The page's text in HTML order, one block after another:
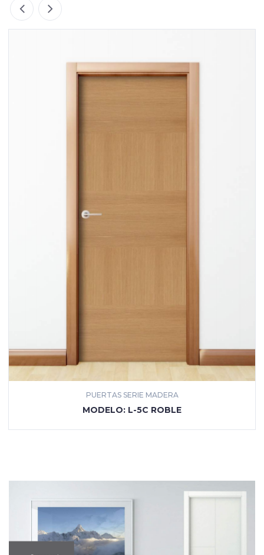
PUERTAS SERIE MADERA
MODELO: L-5C ROBLE
MÁS INFORMACIÓN